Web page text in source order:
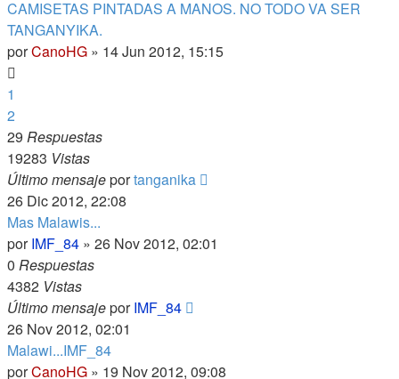
CAMISETAS PINTADAS A MANOS. NO TODO VA SER
TANGANYIKA.
porCanoHG » 14 Jun 2012, 15:15
1
2
29 Respuestas
19283 Vistas
Último mensajeportanganika
26 Dic 2012, 22:08
Mas Malawis...
porIMF_84 » 26 Nov 2012, 02:01
0 Respuestas
4382 Vistas
Último mensajeporIMF_84
26 Nov 2012, 02:01
Malawi...IMF_84
porCanoHG » 19 Nov 2012, 09:08